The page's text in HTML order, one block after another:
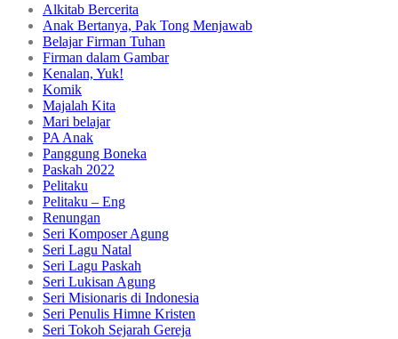
Alkitab Bercerita
Anak Bertanya, Pak Tong Menjawab
Belajar Firman Tuhan
Firman dalam Gambar
Kenalan, Yuk!
Komik
Majalah Kita
Mari belajar
PA Anak
Panggung Boneka
Paskah 2022
Pelitaku
Pelitaku – Eng
Renungan
Seri Komposer Agung
Seri Lagu Natal
Seri Lagu Paskah
Seri Lukisan Agung
Seri Misionaris di Indonesia
Seri Penulis Himne Kristen
Seri Tokoh Sejarah Gereja